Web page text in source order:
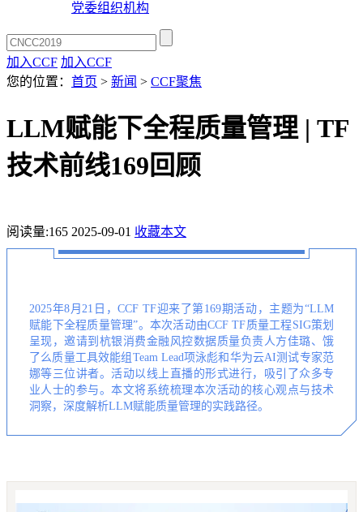
党委组织机构
加入CCF 加入CCF
您的位置： 首页 > 新闻 > CCF聚焦
LLM赋能下全程质量管理 | TF
技术前线169回顾
阅读量:165 2025-09-01 收藏本文
2025年8月21日，CCF TF迎来了第169期活动，主题为“LLM
赋能下全程质量管理”。本次活动由CCF TF质量工程SIG策划
呈现，邀请到杭银消费金融风控数据质量负责人方佳璐、饿
了么质量工具效能组Team Lead项泳彪和华为云AI测试专家范
娜等三位讲者。活动以线上直播的形式进行，吸引了众多专
业人士的参与。本文将系统梳理本次活动的核心观点与技术
洞察，深度解析LLM赋能质量管理的实践路径。